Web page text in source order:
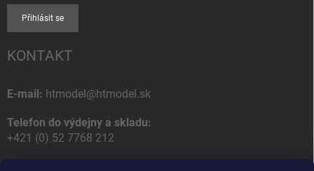
Přihlásit se
KONTAKT
E-mail: htmodel@htmodel.sk
Telefon do výdejny a skladu:
+421 (0) 52 7768 212